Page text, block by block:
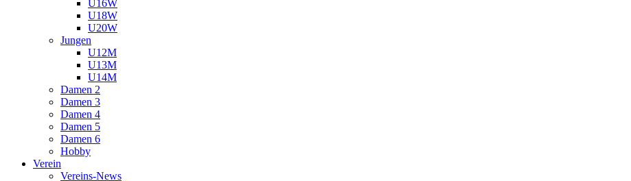
U16W
U18W
U20W
Jungen
U12M
U13M
U14M
Damen 2
Damen 3
Damen 4
Damen 5
Damen 6
Hobby
Verein
Vereins-News